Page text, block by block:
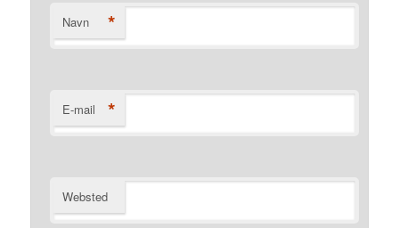
Navn *
E-mail *
Websted